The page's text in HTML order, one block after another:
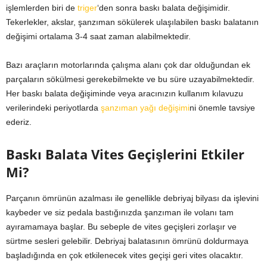
işlemlerden biri de triger‘den sonra baskı balata değişimidir.
Tekerlekler, akslar, şanzıman sökülerek ulaşılabilen baskı balatanın
değişimi ortalama 3-4 saat zaman alabilmektedir.
Bazı araçların motorlarında çalışma alanı çok dar olduğundan ek
parçaların sökülmesi gerekebilmekte ve bu süre uzayabilmektedir.
Her baskı balata değişiminde veya aracınızın kullanım kılavuzu
verilerindeki periyotlarda şanzıman yağı değişimini önemle tavsiye
ederiz.
Baskı Balata Vites Geçişlerini Etkiler
Mi?
Parçanın ömrünün azalması ile genellikle debriyaj bilyası da işlevini
kaybeder ve siz pedala bastığınızda şanzıman ile volanı tam
ayıramamaya başlar. Bu sebeple de vites geçişleri zorlaşır ve
sürtme sesleri gelebilir. Debriyaj balatasının ömrünü doldurmaya
başladığında en çok etkilenecek vites geçişi geri vites olacaktır.